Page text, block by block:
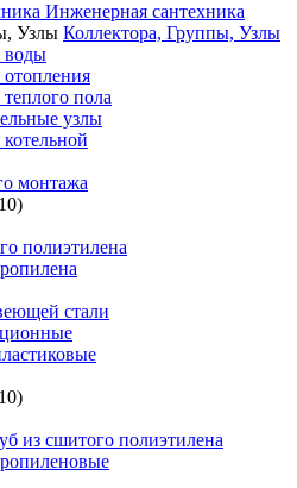
Инженерная сантехника
Коллектора, Группы, Узлы
воды
пола
узлы
монтажа
полиэтилена
стали
из сшитого полиэтилена